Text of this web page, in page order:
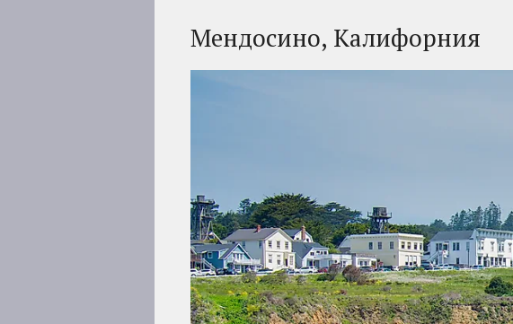
Мендосино, Калифорния